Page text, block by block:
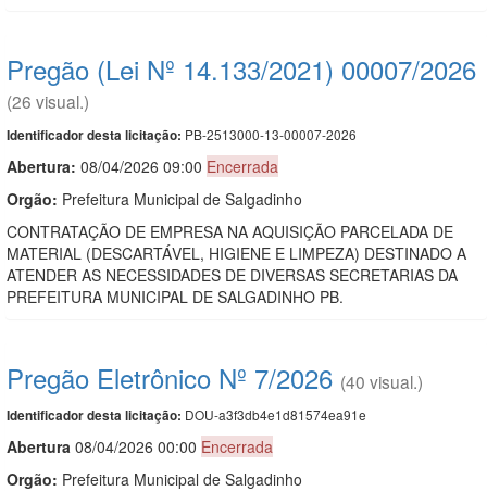
Pregão (Lei Nº 14.133/2021) 00007/2026
(26 visual.)
Identificador desta licitação: PB-2513000-13-00007-2026
Abertura: 08/04/2026 09:00 Encerrada
Orgão: Prefeitura Municipal de Salgadinho
CONTRATAÇÃO DE EMPRESA NA AQUISIÇÃO PARCELADA DE
MATERIAL (DESCARTÁVEL, HIGIENE E LIMPEZA) DESTINADO A
ATENDER AS NECESSIDADES DE DIVERSAS SECRETARIAS DA
PREFEITURA MUNICIPAL DE SALGADINHO PB.
Pregão Eletrônico Nº 7/2026 (40 visual.)
Identificador desta licitação: DOU-a3f3db4e1d81574ea91e
Abertura 08/04/2026 00:00 Encerrada
Orgão: Prefeitura Municipal de Salgadinho